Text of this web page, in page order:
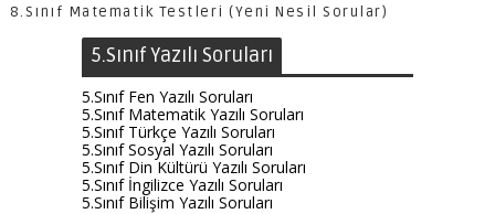
8.Sınıf Matematik Testleri (Yeni Nesil Sorular)
5.Sınıf Yazılı Soruları
5.Sınıf Fen Yazılı Soruları
5.Sınıf Matematik Yazılı Soruları
5.Sınıf Türkçe Yazılı Soruları
5.Sınıf Sosyal Yazılı Soruları
5.Sınıf Din Kültürü Yazılı Soruları
5.Sınıf İngilizce Yazılı Soruları
5.Sınıf Bilişim Yazılı Soruları